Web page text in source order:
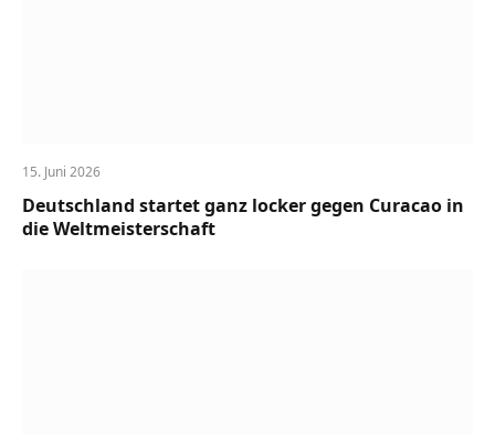
15. Juni 2026
Deutschland startet ganz locker gegen Curacao in
die Weltmeisterschaft